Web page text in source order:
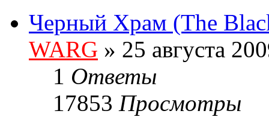
Черный Храм (The
WARG » 25 августа
1 Ответы
17853 Просмотры